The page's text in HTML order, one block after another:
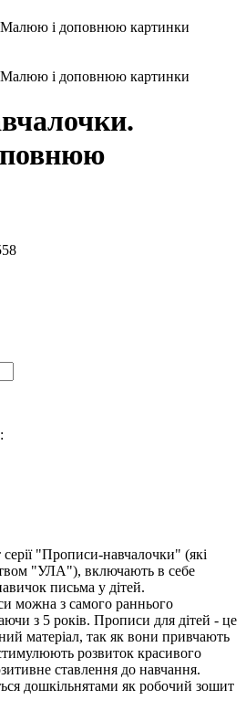
"Прописи-навчалочки" (які
"УЛА"), включають в себе
письма у дітей.
можна з самого раннього
з 5 років. Прописи для дітей - це
матеріал, так як вони привчають
розвиток красивого
ставлення до навчання.
дошкільнятами як робочий зошит